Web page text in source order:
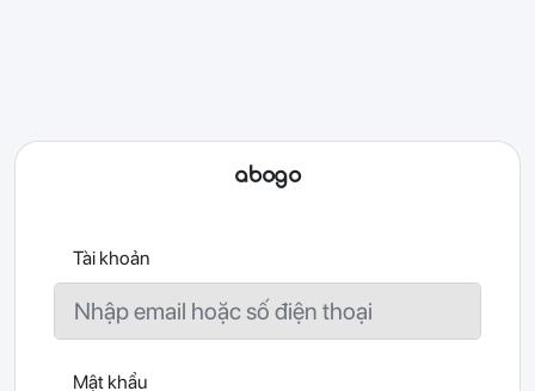
abogo
Tài khoản
Mật khẩu